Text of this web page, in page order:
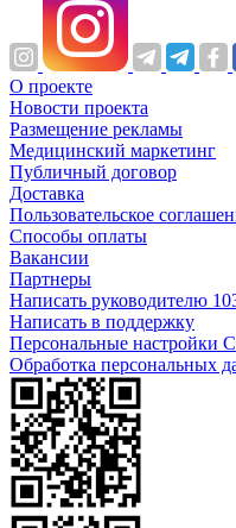
О проекте
Новости проекта
Размещение рекламы
Медицинский маркетинг
Публичный договор
Доставка
Пользовательское
Способы оплаты
Вакансии
Партнеры
Написать руководителю
Написать в поддержку
Персональные настройки
Обработка персональных